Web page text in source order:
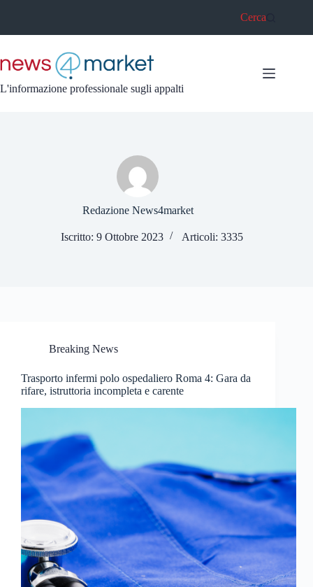
Cerca
L'informazione professionale sugli appalti
Redazione News4market
Iscritto: 9 Ottobre 2023 Articoli: 3335
Breaking News
Trasporto infermi polo ospedaliero Roma 4: Gara da
rifare, istruttoria incompleta e carente